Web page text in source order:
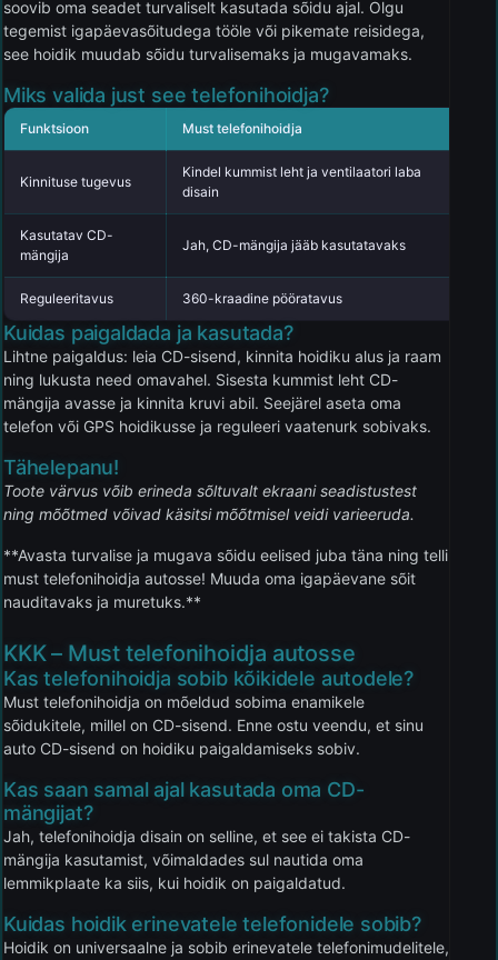
soovib oma seadet turvaliselt kasutada sõidu ajal. Olgu
tegemist igapäevasõitudega tööle või pikemate reisidega,
see hoidik muudab sõidu turvalisemaks ja mugavamaks.
Miks valida just see telefonihoidja?
Funktsioon Must telefonihoidja
Kinnituse tugevus
Kindel kummist leht ja ventilaatori laba
disain
Kasutatav CD-
mängija
Jah, CD-mängija jääb kasutatavaks
Reguleeritavus 360-kraadine pööratavus
Kuidas paigaldada ja kasutada?
Lihtne paigaldus: leia CD-sisend, kinnita hoidiku alus ja raam
ning lukusta need omavahel. Sisesta kummist leht CD-
mängija avasse ja kinnita kruvi abil. Seejärel aseta oma
telefon või GPS hoidikusse ja reguleeri vaatenurk sobivaks.
Tähelepanu!
Toote värvus võib erineda sõltuvalt ekraani seadistustest
ning mõõtmed võivad käsitsi mõõtmisel veidi varieeruda.
**Avasta turvalise ja mugava sõidu eelised juba täna ning telli
must telefonihoidja autosse! Muuda oma igapäevane sõit
nauditavaks ja muretuks.**
KKK – Must telefonihoidja autosse
Kas telefonihoidja sobib kõikidele autodele?
Must telefonihoidja on mõeldud sobima enamikele
sõidukitele, millel on CD-sisend. Enne ostu veendu, et sinu
auto CD-sisend on hoidiku paigaldamiseks sobiv.
Kas saan samal ajal kasutada oma CD-
mängijat?
Jah, telefonihoidja disain on selline, et see ei takista CD-
mängija kasutamist, võimaldades sul nautida oma
lemmikplaate ka siis, kui hoidik on paigaldatud.
Kuidas hoidik erinevatele telefonidele sobib?
Hoidik on universaalne ja sobib erinevatele telefonimudelitele,